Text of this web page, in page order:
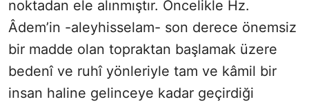
noktadan ele alınmıştır. Öncelikle Hz.
Âdem’in -aleyhisselam- son derece önemsiz
bir madde olan topraktan başlamak üzere
bedenî ve ruhî yönleriyle tam ve kâmil bir
insan haline gelinceye kadar geçirdiği